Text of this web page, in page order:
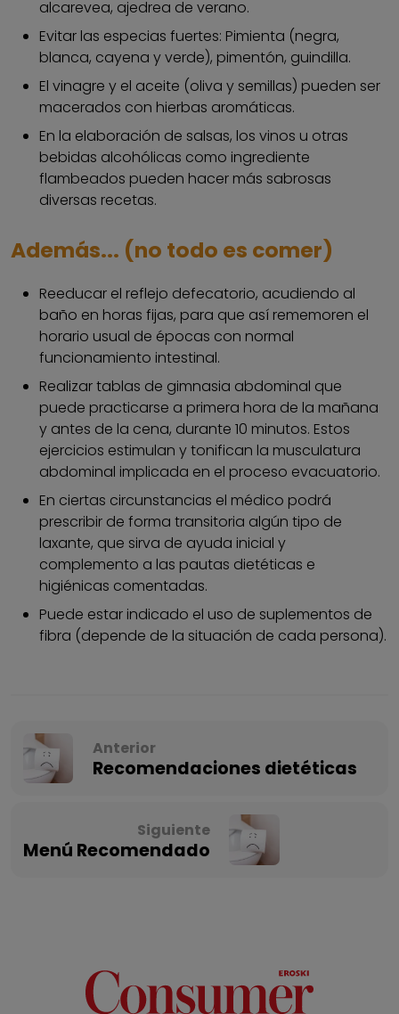
alcarevea, ajedrea de verano.
Evitar las especias fuertes: Pimienta (negra,
blanca, cayena y verde), pimentón, guindilla.
El vinagre y el aceite (oliva y semillas) pueden ser
macerados con hierbas aromáticas.
En la elaboración de salsas, los vinos u otras
bebidas alcohólicas como ingrediente
flambeados pueden hacer más sabrosas
diversas recetas.
Además... (no todo es comer)
Reeducar el reflejo defecatorio, acudiendo al
baño en horas fijas, para que así rememoren el
horario usual de épocas con normal
funcionamiento intestinal.
Realizar tablas de gimnasia abdominal que
puede practicarse a primera hora de la mañana
y antes de la cena, durante 10 minutos. Estos
ejercicios estimulan y tonifican la musculatura
abdominal implicada en el proceso evacuatorio.
En ciertas circunstancias el médico podrá
prescribir de forma transitoria algún tipo de
laxante, que sirva de ayuda inicial y
complemento a las pautas dietéticas e
higiénicas comentadas.
Puede estar indicado el uso de suplementos de
fibra (depende de la situación de cada persona).
Anterior
Recomendaciones dietéticas
Siguiente
Menú Recomendado